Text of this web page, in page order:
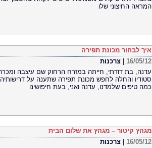
המראה החיצוני שלו
איך לבחור מכונת תפירה
16/05/12
צרכנות
עדנה, בת דודתי, חייתה במזרח הרחוק שם עיצבה
סטודיו והחלה לחפש מכונת תפירה שתענה על
כמה טיפים שלמדנו, עדנה ואני, בעת חיפושינו
מגהץ קיטור – מגהץ את שלום הבית
16/05/12
צרכנות